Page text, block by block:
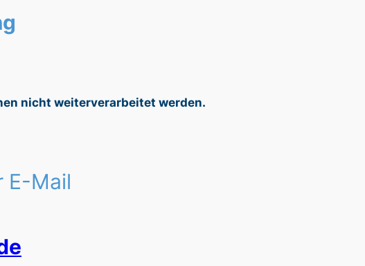
nicht weiterverarbeitet werden.
E-Mail